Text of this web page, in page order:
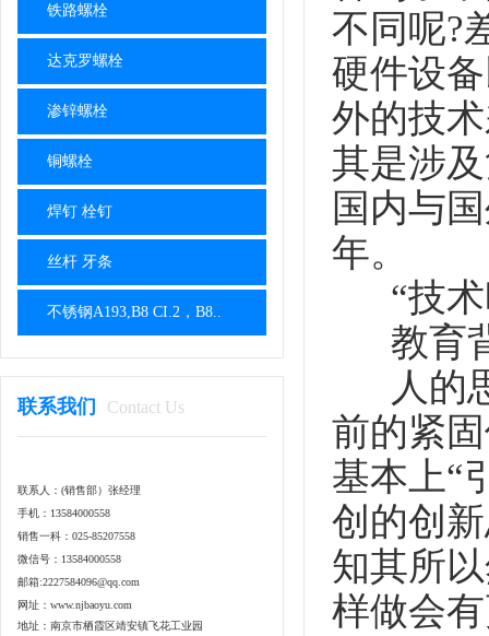
铁路螺栓
达克罗螺栓
渗锌螺栓
铜螺栓
焊钉 栓钉
丝杆 牙条
不锈钢A193,B8 CI.2，B8..
联系我们 Contact Us
联系人：(销售部）张经理
手机：13584000558
销售一科：025-85207558
微信号：13584000558
邮箱:2227584096@qq.com
网址：www.njbaoyu.com
地址：南京市栖霞区靖安镇飞花工业园
不同呢?
硬件设
外的技
其是涉
国内与
年。
“技术
教育背
人的思
前的紧
基本上“
创的创
知其所
样做会